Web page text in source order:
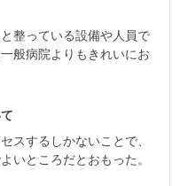
整っている設備や人員で
般病院よりもきれいにお
スするしかないことで、
いところだとおもった。